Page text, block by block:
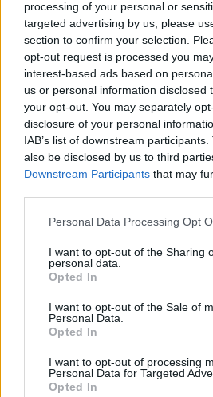
processing of your personal or
targeted advertising by us, please
section to confirm your selection.
opt-out request is processed you
interest-based ads based on
us or personal information disclosed
your opt-out. You may separately
disclosure of your personal
IAB’s list of downstream
also be disclosed by us to third
Downstream Participants that may
Please note that this website/app
not limited to your visit or usage
grant or deny consent to Google and
use your data for below specified
consent section.
Personal Data Processing Opt
I want to opt-out of the Sharing
personal data.
Opted In
I want to opt-out of the Sale of
Personal Data.
Opted In
I want to opt-out of processing
Personal Data for Targeted
Opted In